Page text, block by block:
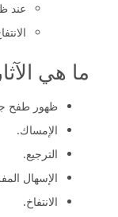
عند
ما هي
ظهور طفح
الإمساك.
الترجيع.
الإسهال
الانتفاخ.